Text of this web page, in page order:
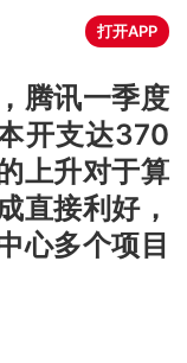
打开APP
腾讯一季度
开支达370
上升对于算
直接利好，
心多个项目